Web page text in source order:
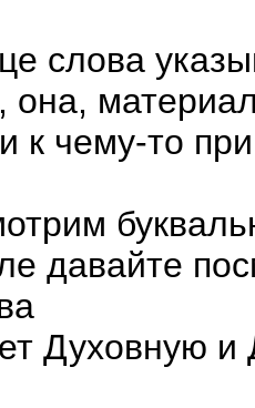
слова
она,
к чему-то
давайте
Духовную и